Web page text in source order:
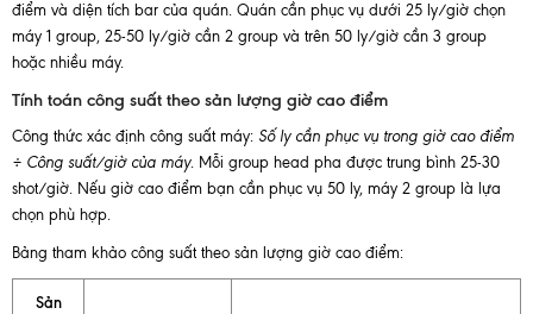
điểm và diện tích bar của quán. Quán cần phục vụ dưới 25 ly/giờ chọn
máy 1 group, 25-50 ly/giờ cần 2 group và trên 50 ly/giờ cần 3 group
hoặc nhiều máy.
Tính toán công suất theo sản lượng giờ cao điểm
Công thức xác định công suất máy: Số ly cần phục vụ trong giờ cao điểm
÷ Công suất/giờ của máy. Mỗi group head pha được trung bình 25-30
shot/giờ. Nếu giờ cao điểm bạn cần phục vụ 50 ly, máy 2 group là lựa
chọn phù hợp.
Bảng tham khảo công suất theo sản lượng giờ cao điểm:
Sản